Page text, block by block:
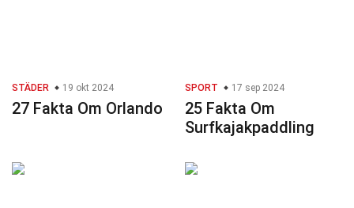
STÄDER 19 okt 2024
27 Fakta Om Orlando
SPORT 17 sep 2024
25 Fakta Om
Surfkajakpaddling